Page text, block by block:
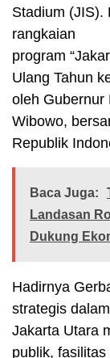
Stadium (JIS).
rangkaian
program
Ulang Tahun
oleh Gubernur
Wibowo,
Republik
Baca Juga:
Landasan
Dukung
Hadirnya
strategis
Jakarta Utara
publik,